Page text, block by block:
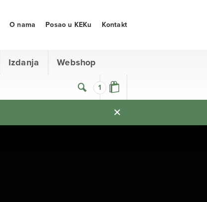
1
Izdanja Webshop
O nama Posao u KEKu Kontakt